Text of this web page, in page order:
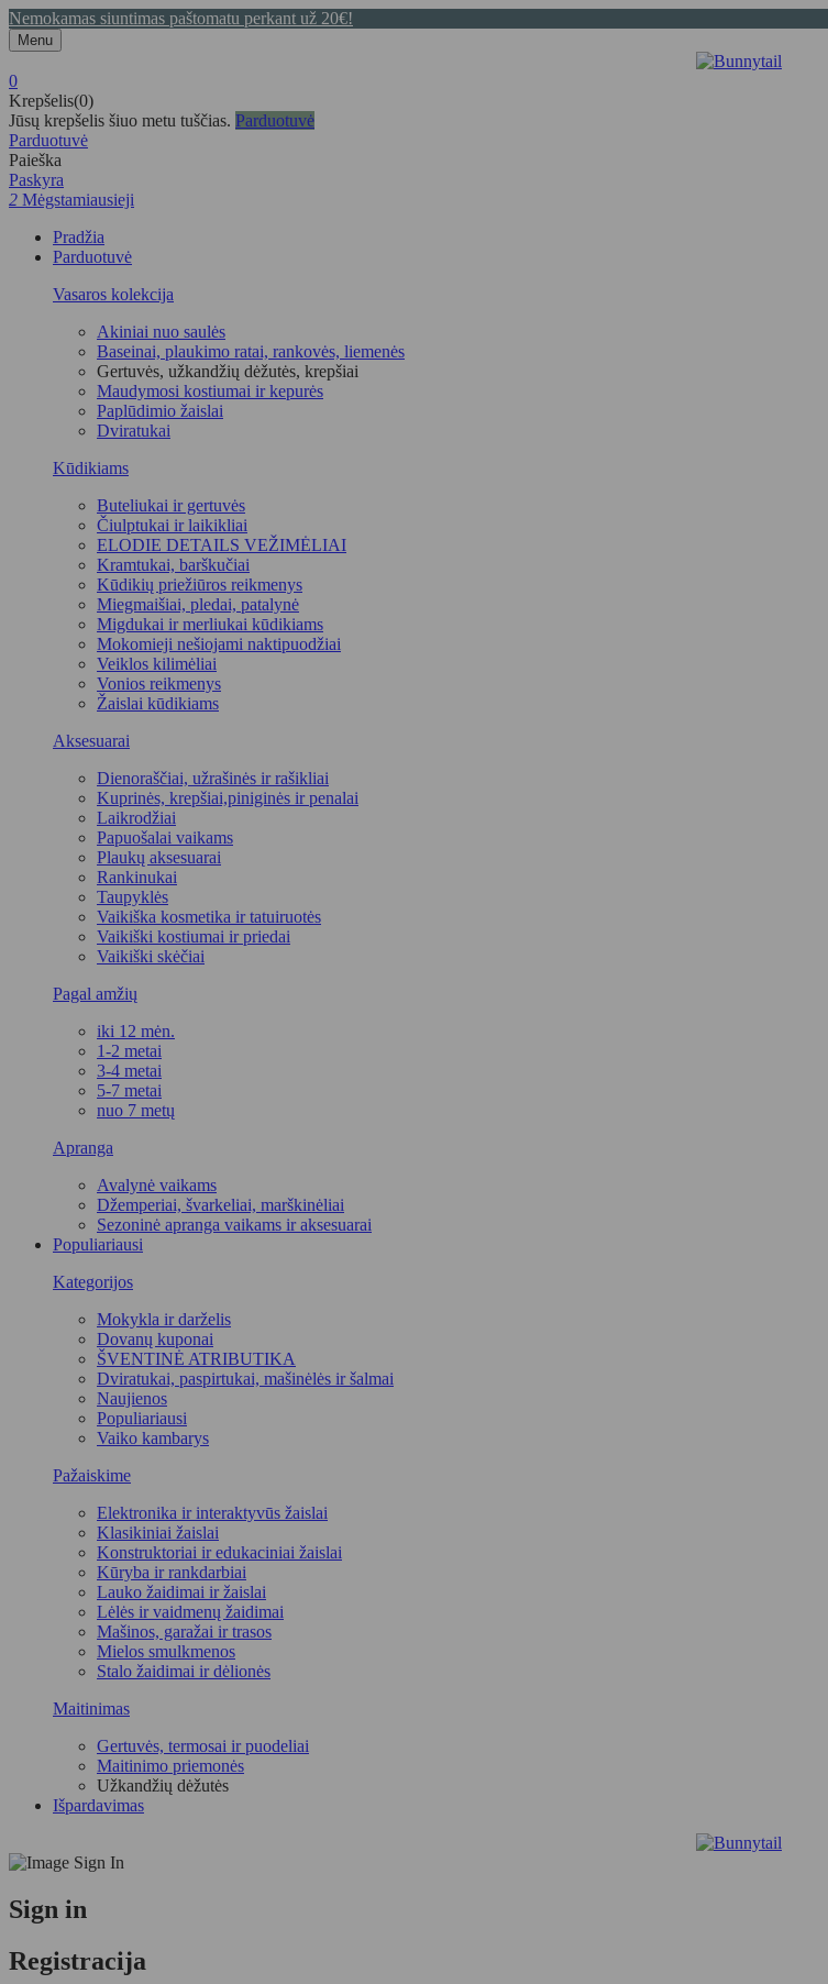
Nemokamas siuntimas paštomatu perkant už 20€!
Menu
0
Krepšelis(0)
Jūsų krepšelis šiuo metu tuščias. Parduotuvė
Parduotuvė
Paieška
Paskyra
2 Mėgstamiausieji
Pradžia
Parduotuvė
Vasaros kolekcija
Akiniai nuo saulės
Baseinai, plaukimo ratai, rankovės, liemenės
Gertuvės, užkandžių dėžutės, krepšiai
Maudymosi kostiumai ir kepurės
Paplūdimio žaislai
Dviratukai
Kūdikiams
Buteliukai ir gertuvės
Čiulptukai ir laikikliai
ELODIE DETAILS VEŽIMĖLIAI
Kramtukai, barškučiai
Kūdikių priežiūros reikmenys
Miegmaišiai, pledai, patalynė
Migdukai ir merliukai kūdikiams
Mokomieji nešiojami naktipuodžiai
Veiklos kilimėliai
Vonios reikmenys
Žaislai kūdikiams
Aksesuarai
Dienoraščiai, užrašinės ir rašikliai
Kuprinės, krepšiai,piniginės ir penalai
Laikrodžiai
Papuošalai vaikams
Plaukų aksesuarai
Rankinukai
Taupyklės
Vaikiška kosmetika ir tatuiruotės
Vaikiški kostiumai ir priedai
Vaikiški skėčiai
Pagal amžių
iki 12 mėn.
1-2 metai
3-4 metai
5-7 metai
nuo 7 metų
Apranga
Avalynė vaikams
Džemperiai, švarkeliai, marškinėliai
Sezoninė apranga vaikams ir aksesuarai
Populiariausi
Kategorijos
Mokykla ir darželis
Dovanų kuponai
ŠVENTINĖ ATRIBUTIKA
Dviratukai, paspirtukai, mašinėlės ir šalmai
Naujienos
Populiariausi
Vaiko kambarys
Pažaiskime
Elektronika ir interaktyvūs žaislai
Klasikiniai žaislai
Konstruktoriai ir edukaciniai žaislai
Kūryba ir rankdarbiai
Lauko žaidimai ir žaislai
Lėlės ir vaidmenų žaidimai
Mašinos, garažai ir trasos
Mielos smulkmenos
Stalo žaidimai ir dėlionės
Maitinimas
Gertuvės, termosai ir puodeliai
Maitinimo priemonės
Užkandžių dėžutės
Išpardavimas
Sign in
Registracija